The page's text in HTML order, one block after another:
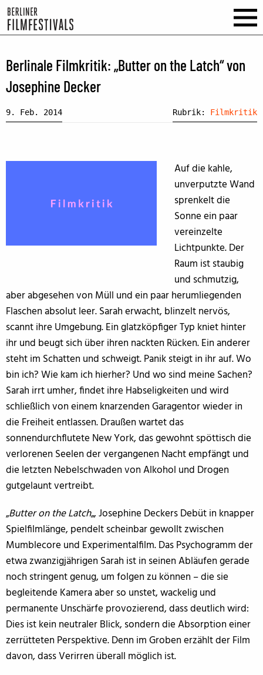
Berlinale Filmkritik: „Butter on the Latch“ von
Josephine Decker
9. Feb. 2014 Rubrik: Filmkritik
Auf die kahle,
unverputzte Wand
sprenkelt die
Sonne ein paar
vereinzelte
Lichtpunkte. Der
Raum ist staubig
und schmutzig,
aber abgesehen von Müll und ein paar herumliegenden
Flaschen absolut leer. Sarah erwacht, blinzelt nervös,
scannt ihre Umgebung. Ein glatzköpfiger Typ kniet hinter
ihr und beugt sich über ihren nackten Rücken. Ein anderer
steht im Schatten und schweigt. Panik steigt in ihr auf. Wo
bin ich? Wie kam ich hierher? Und wo sind meine Sachen?
Sarah irrt umher, findet ihre Habseligkeiten und wird
schließlich von einem knarzenden Garagentor wieder in
die Freiheit entlassen. Draußen wartet das
sonnendurchflutete New York, das gewohnt spöttisch die
verlorenen Seelen der vergangenen Nacht empfängt und
die letzten Nebelschwaden von Alkohol und Drogen
gutgelaunt vertreibt.
„Butter on the Latch„, Josephine Deckers Debüt in knapper
Spielfilmlänge, pendelt scheinbar gewollt zwischen
Mumblecore und Experimentalfilm. Das Psychogramm der
etwa zwanzigjährigen Sarah ist in seinen Abläufen gerade
noch stringent genug, um folgen zu können – die sie
begleitende Kamera aber so unstet, wackelig und
permanente Unschärfe provozierend, dass deutlich wird:
Dies ist kein neutraler Blick, sondern die Absorption einer
zerrütteten Perspektive. Denn im Groben erzählt der Film
davon, dass Verirren überall möglich ist.